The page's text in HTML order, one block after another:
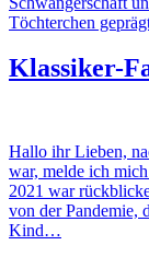
Töchterchen
Klassiker-
Hallo ihr Lieben,
war, melde ich
2021 war
von der Pandemie,
Kind…